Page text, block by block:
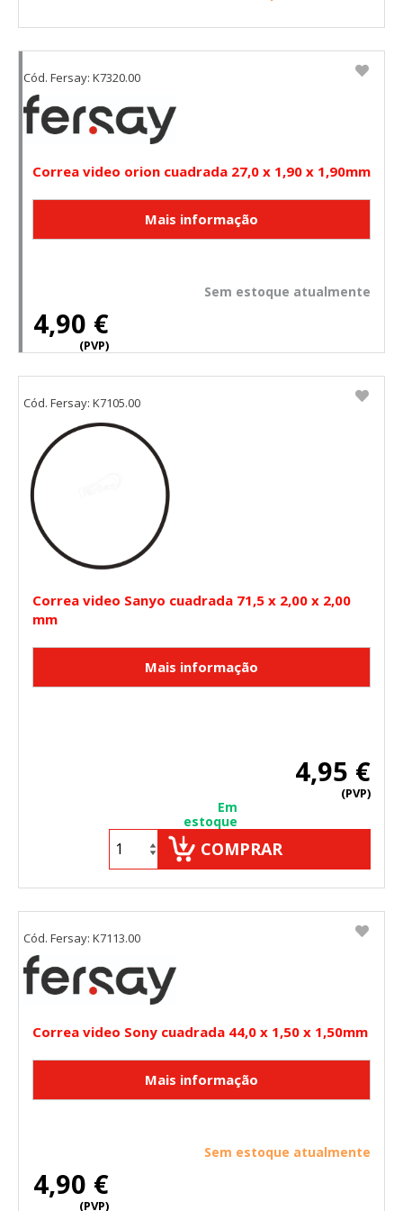
Correa video orion cuadrada 27,0 x 1,90 x 1,90mm
4,90 €
(PVP)
Sem estoque atualmente
Cód. Fersay: K7320.00
Correa video Sanyo cuadrada 71,5 x 2,00 x 2,00
mm
4,95 €
(PVP)
Em
estoque
COMPRAR
Cód. Fersay: K7105.00
Correa video Sony cuadrada 44,0 x 1,50 x 1,50mm
4,90 €
(PVP)
Sem estoque atualmente
Cód. Fersay: K7113.00